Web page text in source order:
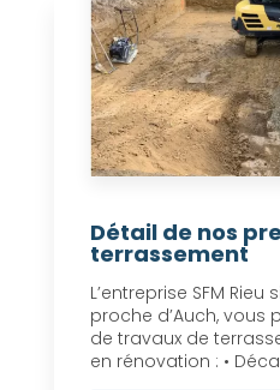
Détail de nos
terrassement
L’entreprise SFM
proche d’Auch, vous
de travaux de
en rénovation : •